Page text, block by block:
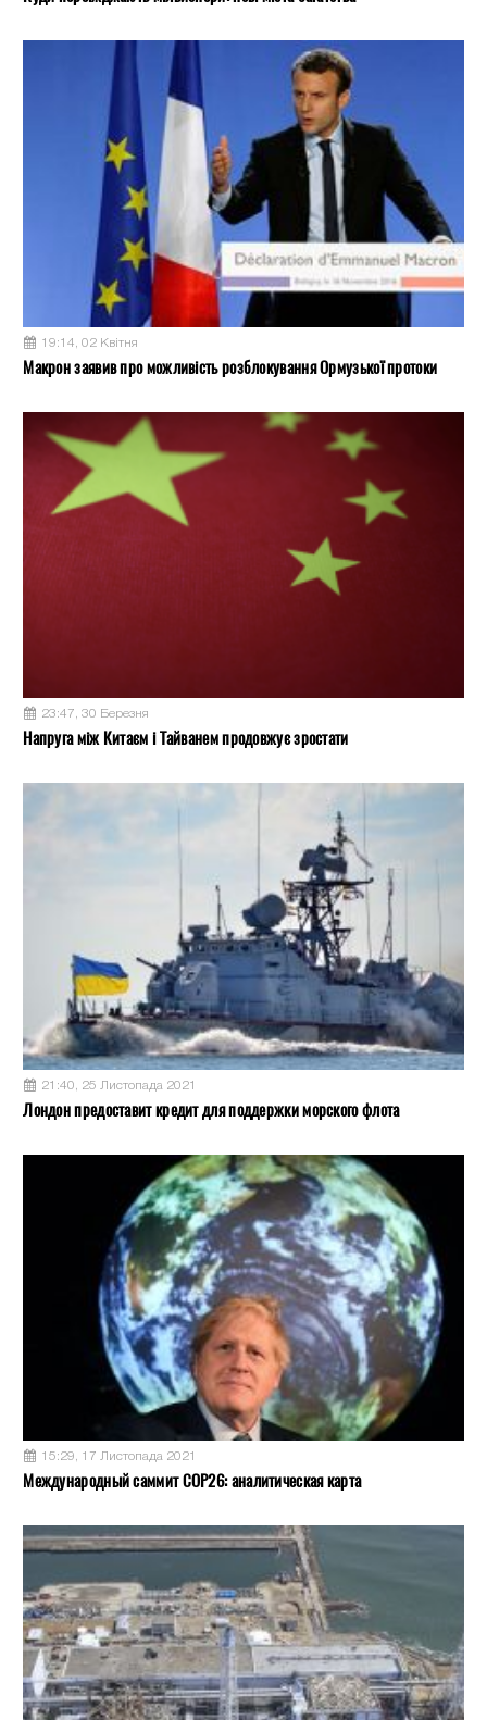
19:14, 02 Квітня
Макрон заявив про можливість розблокування Ормузької протоки
23:47, 30 Березня
Напруга між Китаєм і Тайванем продовжує зростати
21:40, 25 Листопада 2021
Лондон предоставит кредит для поддержки морского флота
15:29, 17 Листопада 2021
Международный саммит COP26: аналитическая карта